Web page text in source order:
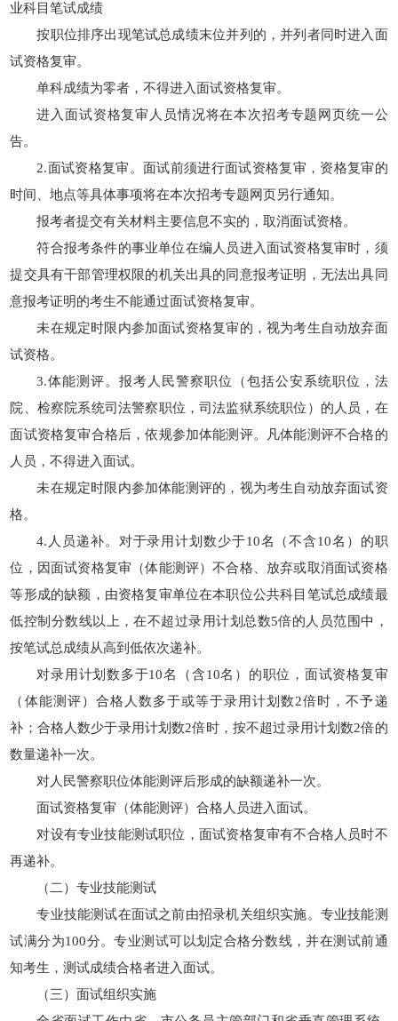
业科目笔试成绩
按职位排序出现笔试总成绩末位并列的，并列者同时进入面
试资格复审。
单科成绩为零者，不得进入面试资格复审。
进入面试资格复审人员情况将在本次招考专题网页统一公
告。
2.面试资格复审。面试前须进行面试资格复审，资格复审的
时间、地点等具体事项将在本次招考专题网页另行通知。
报考者提交有关材料主要信息不实的，取消面试资格。
符合报考条件的事业单位在编人员进入面试资格复审时，须
提交具有干部管理权限的机关出具的同意报考证明，无法出具同
意报考证明的考生不能通过面试资格复审。
未在规定时限内参加面试资格复审的，视为考生自动放弃面
试资格。
3.体能测评。报考人民警察职位（包括公安系统职位，法
院、检察院系统司法警察职位，司法监狱系统职位）的人员，在
面试资格复审合格后，依规参加体能测评。凡体能测评不合格的
人员，不得进入面试。
未在规定时限内参加体能测评的，视为考生自动放弃面试资
格。
4.人员递补。对于录用计划数少于10名（不含10名）的职
位，因面试资格复审（体能测评）不合格、放弃或取消面试资格
等形成的缺额，由资格复审单位在本职位公共科目笔试总成绩最
低控制分数线以上，在不超过录用计划总数5倍的人员范围中，
按笔试总成绩从高到低依次递补。
对录用计划数多于10名（含10名）的职位，面试资格复审
（体能测评）合格人数多于或等于录用计划数2倍时，不予递
补；合格人数少于录用计划数2倍时，按不超过录用计划数2倍的
数量递补一次。
对人民警察职位体能测评后形成的缺额递补一次。
面试资格复审（体能测评）合格人员进入面试。
对设有专业技能测试职位，面试资格复审有不合格人员时不
再递补。
（二）专业技能测试
专业技能测试在面试之前由招录机关组织实施。专业技能测
试满分为100分。专业测试可以划定合格分数线，并在测试前通
知考生，测试成绩合格者进入面试。
（三）面试组织实施